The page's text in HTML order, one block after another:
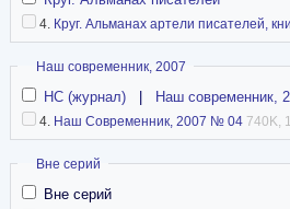
4. Круг. Альманах артели писателей,
Скрыть
Наш современник, 2007
НС (журнал) Наш современник,
4. Наш Современник, 2007 № 04 740K,
Скрыть
Вне серий
Вне серий